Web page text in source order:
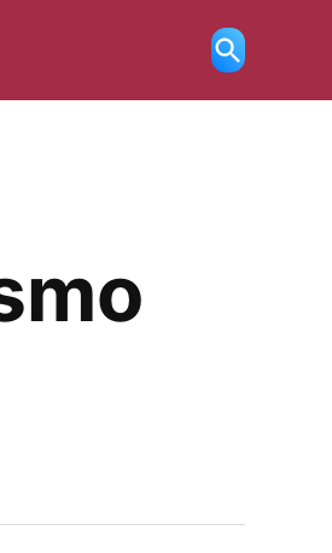
Ricerca
aperta